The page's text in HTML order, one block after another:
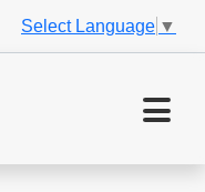
Select Language ▼